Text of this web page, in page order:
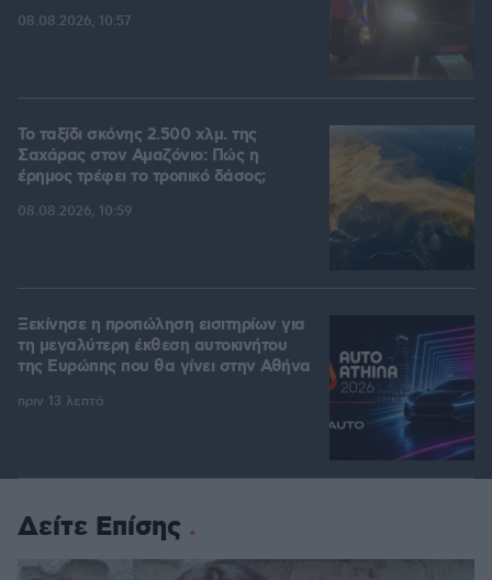
08.08.2026, 10:57
Το ταξίδι σκόνης 2.500 χλμ. της
Σαχάρας στον Αμαζόνιο: Πώς η
έρημος τρέφει το τροπικό δάσος;
08.08.2026, 10:59
Ξεκίνησε η προπώληση εισιτηρίων για
τη μεγαλύτερη έκθεση αυτοκινήτου
της Ευρώπης που θα γίνει στην Αθήνα
πριν 13 λεπτά
Δείτε Επίσης